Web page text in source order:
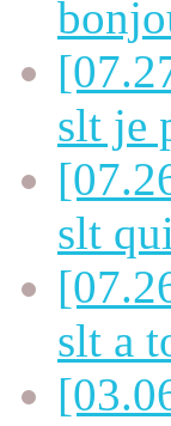
slt je
slt
slt a